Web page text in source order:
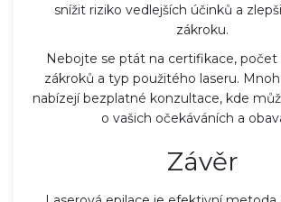
snížit riziko vedlejších účinků a
zákroku.
Nebojte se ptát na certifikace,
zákroků a typ použitého laseru.
nabízejí bezplatné konzultace, kde
o vašich očekáváních a
Závěr